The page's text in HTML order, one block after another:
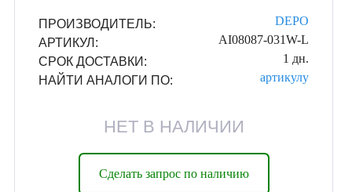
ПРОИЗВОДИТЕЛЬ:
DEPO
АРТИКУЛ:
AI08087-031W-L
СРОК ДОСТАВКИ:
1 дн.
НАЙТИ АНАЛОГИ ПО:
артикулу
НЕТ В НАЛИЧИИ
Сделать запрос по наличию